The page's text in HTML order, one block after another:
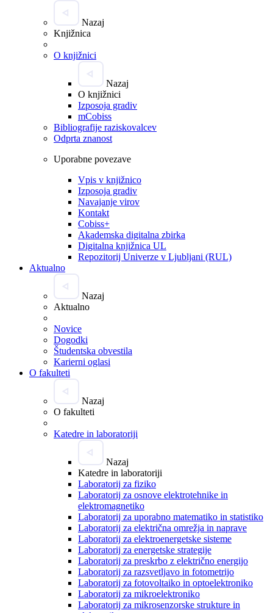
Nazaj
Knjižnica
O knjižnici
Nazaj
O knjižnici
Izposoja gradiv
mCobiss
Bibliografije raziskovalcev
Odprta znanost
Uporabne povezave
Vpis v knjižnico
Izposoja gradiv
Navajanje virov
Kontakt
Cobiss+
Akademska digitalna zbirka
Digitalna knjižnica UL
Repozitorij Univerze v Ljubljani (RUL)
Aktualno
Nazaj
Aktualno
Novice
Dogodki
Študentska obvestila
Karierni oglasi
O fakulteti
Nazaj
O fakulteti
Katedre in laboratoriji
Nazaj
Katedre in laboratoriji
Laboratorij za fiziko
Laboratorij za osnove elektrotehnike in
elektromagnetiko
Laboratorij za uporabno matematiko in statistiko
Laboratorij za električna omrežja in naprave
Laboratorij za elektroenergetske sisteme
Laboratorij za energetske strategije
Laboratorij za preskrbo z električno energijo
Laboratorij za razsvetljavo in fotometrijo
Laboratorij za fotovoltaiko in optoelektroniko
Laboratorij za mikroelektroniko
Laboratorij za mikrosenzorske strukture in